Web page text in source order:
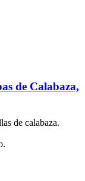
de Calabaza,
de calabaza.